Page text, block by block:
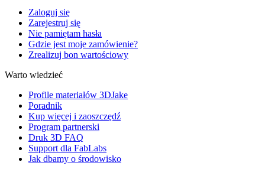
Zaloguj się
Zarejestruj się
Nie pamiętam hasła
Gdzie jest moje zamówienie?
Zrealizuj bon wartościowy
Warto wiedzieć
Profile materiałów 3DJake
Poradnik
Kup więcej i zaoszczędź
Program partnerski
Druk 3D FAQ
Support dla FabLabs
Jak dbamy o środowisko